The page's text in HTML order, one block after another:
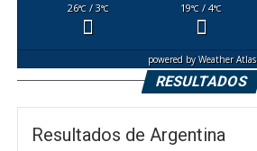
26°C/ 3°C 19°C / 4°C
powered byWeather Atlas
RESULTADOS
Resultados de Argentina